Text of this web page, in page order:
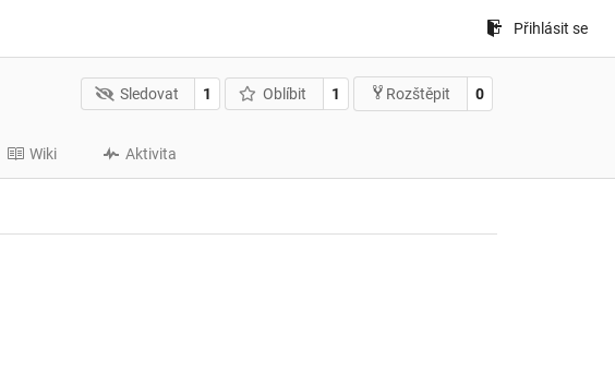
Přihlásit se
Sledovat 1 Oblíbit 1 Rozštěpit 0
Wiki Aktivita